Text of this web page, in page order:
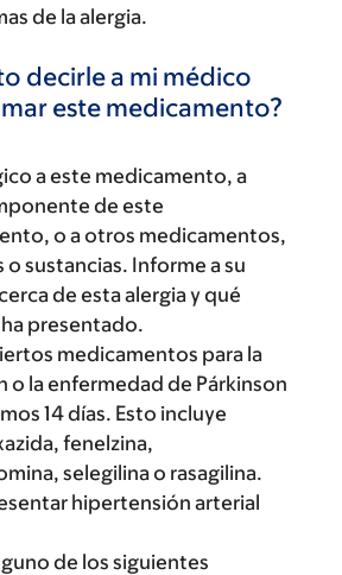
de la alergia.
decirle a mi médico
este medicamento?
a este medicamento, a
de este
o a otros medicamentos,
sustancias. Informe a su
de esta alergia y qué
presentado.
medicamentos para la
o la enfermedad de Párkinson
14 días. Esto incluye
fenelzina,
selegilina o rasagilina.
hipertensión arterial
de los siguientes